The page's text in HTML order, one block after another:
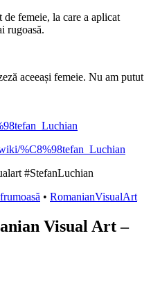
femeie, la care a aplicat
rugoasă.
aceeași femeie. Nu am putut
%C8%98tefan_Luchian
#StefanLuchian
• RomanianVisualArt
Visual Art –